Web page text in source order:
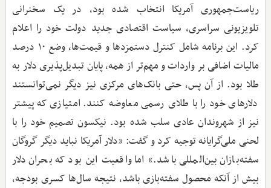
ریاست‌جمهوری آمریکا انتخاب شده بود، در یک سخنرانی
تلویزیونی سراسری، سیاست اقتصادی جدید دولت خود را اعلام
کرد. این برنامه شامل کنترل دستمزدها و قیمت‌ها، وضع ۱۰ درصد
مالیات اضافی بر واردات و مهم‌تر از همه، پایان تبدیل‌پذیری دلار به
طلا بود. از آن پس، حتی بانک‌های مرکزی نیز دیگر نمی‌توانستند
دلارهای خود را با طلای رسمی معاوضه کنند. امتیازی که پیشتر
نیز از شهروندان عادی سلب شده بود. نیکسون تصمیم خود را با
لحنی ملی‌گرایانه توجیه کرد و گفت: «دلار آمریکا نباید دیگر گروگان
سفته‌بازان بین‌المللی باشد.» اما واقعیت این بود که بحران دلار
بیش از آنکه محصول سفته‌بازی باشد، نتیجه سال‌ها کسری بودجه،